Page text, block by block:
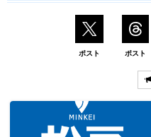
ポスト ポスト